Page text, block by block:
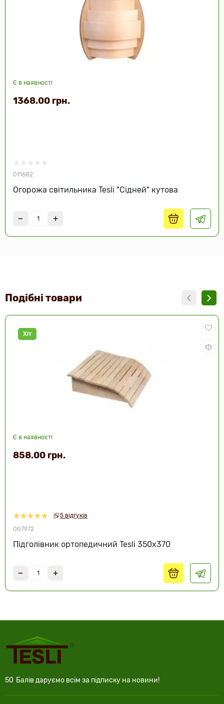
Є в наявності
011682
Огорожа світильника Tesli "Сідней" кутова
1368.00 грн.
Подібні товари
Хіт
5 відгуків
Є в наявності
007972
Підголівник ортопедичний Tesli 350х370
858.00 грн.
50 Балів даруємо всім за підписку на новини!